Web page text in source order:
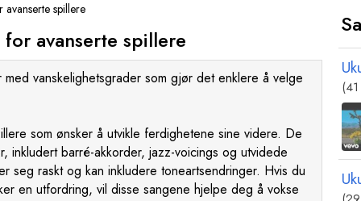
avanserte spillere
avanserte spillere
vanskelighetsgrader som gjør det enklere å velge
som ønsker å utvikle ferdighetene sine videre. De
inkludert barré-akkorder, jazz-voicings og utvidede
seg raskt og kan inkludere toneartsendringer. Hvis du
en utfordring, vil disse sangene hjelpe deg å vokse